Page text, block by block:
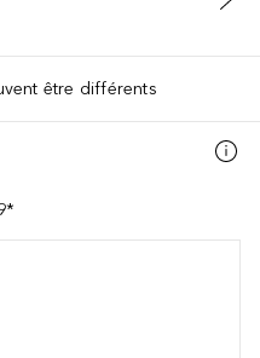
être différents